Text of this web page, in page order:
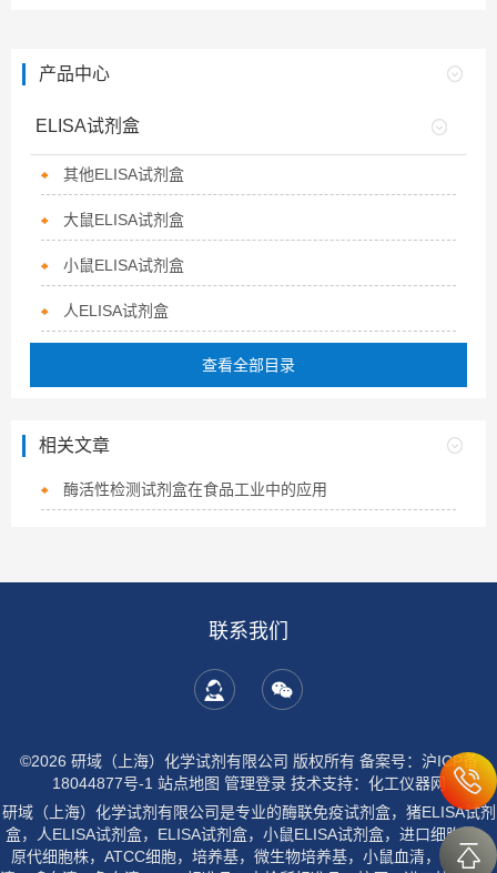
产品中心
ELISA试剂盒
其他ELISA试剂盒
大鼠ELISA试剂盒
小鼠ELISA试剂盒
人ELISA试剂盒
查看全部目录
相关文章
酶活性检测试剂盒在食品工业中的应用
联系我们
©2026 研域（上海）化学试剂有限公司 版权所有 备案号：沪ICP备
18044877号-1 站点地图 管理登录技术支持： 化工仪器网
研域（上海）化学试剂有限公司是专业的酶联免疫试剂盒，猪ELISA试剂
盒，人ELISA试剂盒，ELISA试剂盒，小鼠ELISA试剂盒，进口细胞株，
原代细胞株，ATCC细胞，培养基，微生物培养基，小鼠血清，大鼠血